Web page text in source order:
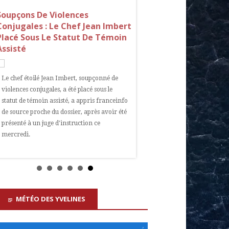
De Violences
: Le Chef Jean Imbert
Sous Le Statut De Témoin
Le chef étoilé Jean Imbert, soupçonné de
violences conjugales, a été placé sous le
statut de témoin assisté, a appris franceinfo
de source proche du dossier, après avoir été
présenté à un juge d'instruction ce
mercredi.
Yvelines : Un
Gymnastique Mis En
Pour Agressions
Un professeur de gymnastique
a été mis en examen pour
sexuelles sur mineur de 15
a appris ce vendredi l'Agence
auprès du parquet de Versailles.
MÉTÉO DES YVELINES